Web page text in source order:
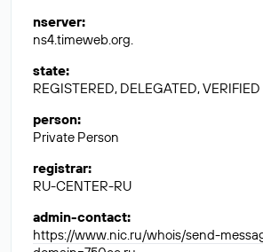
nserver:
ns4.timeweb.org.
state:
REGISTERED, DELEGATED, VERIFIED
person:
Private Person
registrar:
RU-CENTER-RU
admin-contact:
https://www.nic.ru/whois/send-